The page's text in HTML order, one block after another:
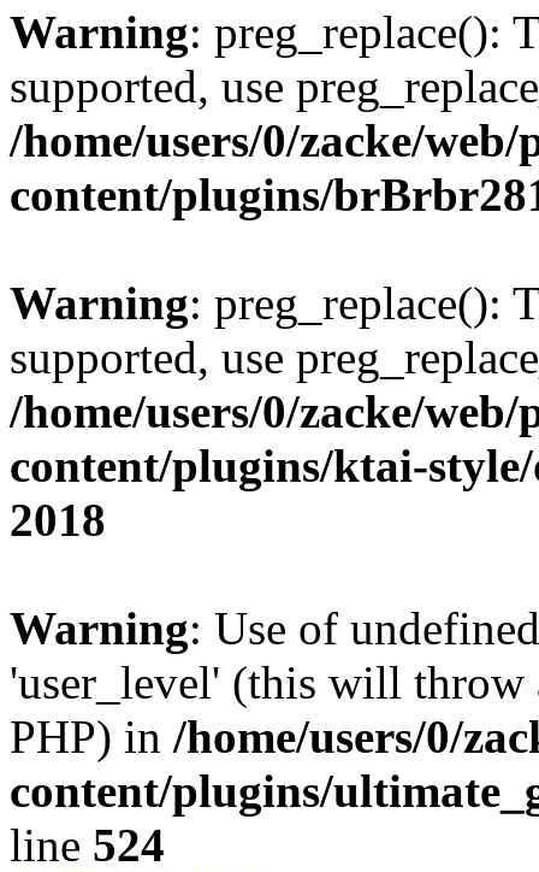
Warning: preg_replace():
supported, use
/home/users/0/zacke/
content/plugins/
Warning: preg_replace():
supported, use
/home/users/0/zacke/
content/plugins/ktai-
2018
Warning: Use of
'user_level' (this will
PHP) in /home/users/0/
content/plugins/
line 524